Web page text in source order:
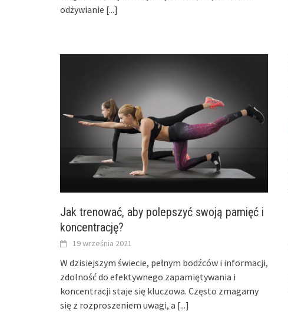
odżywianie [...]
Jak trenować, aby polepszyć swoją pamięć i
koncentrację?
19 września 2021
W dzisiejszym świecie, pełnym bodźców i informacji,
zdolność do efektywnego zapamiętywania i
koncentracji staje się kluczowa. Często zmagamy
się z rozproszeniem uwagi, a [...]